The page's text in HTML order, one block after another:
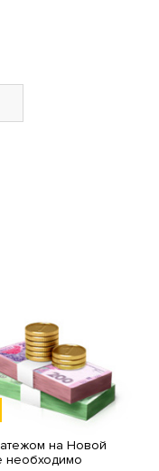
на Новой
необходимо